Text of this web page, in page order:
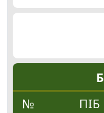
№
ПІБ